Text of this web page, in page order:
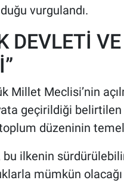
vurgulandı.
DEVLETİ
Millet Meclisi’nin
geçirildiği
düzeninin
bu ilkenin
mümkün